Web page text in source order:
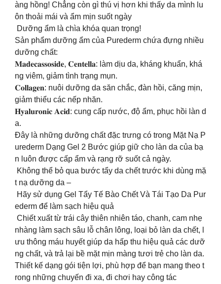
àng hồng! Chẳng còn gì thú vị hơn khi thấy da mình lu
ôn thoải mái và ẩm mịn suốt ngày
Dưỡng ẩm là chìa khóa quan trọng!
Sản phẩm dưỡng ẩm của Purederm chứa đựng nhiều
dưỡng chất:
𝐌𝐚𝐝𝐞𝐜𝐚𝐬𝐬𝐨𝐬𝐢𝐝𝐞, 𝐂𝐞𝐧𝐭𝐞𝐥𝐥𝐚: làm dịu da, kháng khuẩn, khá
ng viêm, giảm tình trạng mụn.
𝐂𝐨𝐥𝐥𝐚𝐠𝐞𝐧: nuôi dưỡng da săn chắc, đàn hồi, căng mịn,
giảm thiểu các nếp nhăn.
𝐇𝐲𝐚𝐥𝐮𝐫𝐨𝐧𝐢𝐜 𝐀𝐜𝐢𝐝: cung cấp nước, độ ẩm, phục hồi làn d
a.
Đây là những dưỡng chất đặc trưng có trong Mặt Nạ P
urederm Dạng Gel 2 Bước giúp giữ cho làn da của bạ
n luôn được cấp ẩm và rạng rỡ suốt cả ngày.
‍️ Không thể bỏ qua bước tẩy da chết trước khi dùng mặ
t nạ dưỡng da –
Hãy sử dụng Gel Tẩy Tế Bào Chết Và Tái Tạo Da Pur
ederm để làm sạch hiệu quả
Chiết xuất từ trái cây thiên nhiên táo, chanh, cam nhẹ
nhàng làm sạch sâu lỗ chân lông, loại bỏ làn da chết, l
ưu thông máu huyết giúp da hấp thu hiệu quả các dưỡ
ng chất, và trả lại bề mặt mịn màng tươi trẻ cho làn da.
Thiết kế dạng gói tiện lợi, phù hợp để bạn mang theo t
rong những chuyến đi xa, đi chơi hay công tác